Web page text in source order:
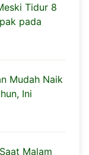
Tidur 8
pada
Mudah Naik
Ini
Malam